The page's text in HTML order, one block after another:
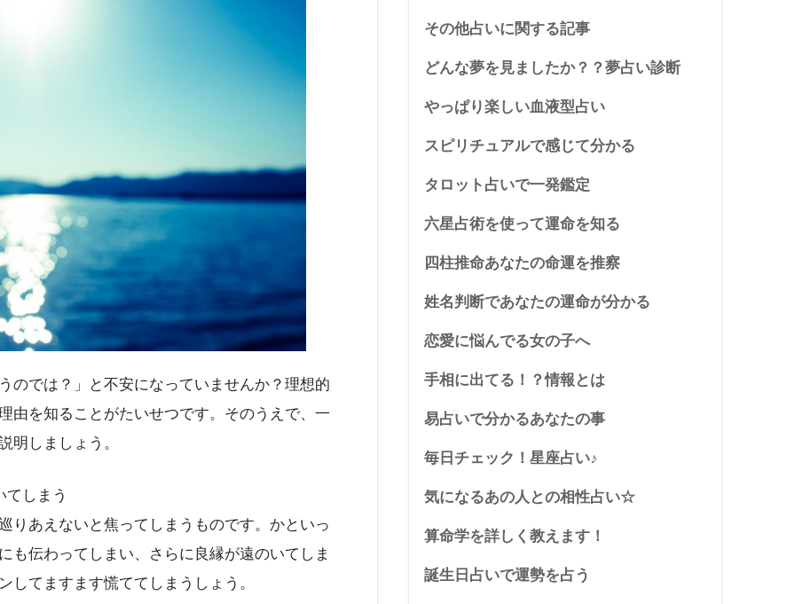
のでは？」と不安になっていませんか？理想的
由を知ることがたいせつです。そのうえで、一
明しましょう。
てしまう
りあえないと焦ってしまうものです。かといっ
も伝わってしまい、さらに良縁が遠のいてしま
してますます慌ててしまうしょう。
その他占いに関する記事
どんな夢を見ましたか？？夢占い診断
やっぱり楽しい血液型占い
スピリチュアルで感じて分かる
タロット占いで一発鑑定
六星占術を使って運命を知る
四柱推命あなたの命運を推察
姓名判断であなたの運命が分かる
恋愛に悩んでる女の子へ
手相に出てる！？情報とは
易占いで分かるあなたの事
毎日チェック！星座占い♪
気になるあの人との相性占い☆
算命学を詳しく教えます！
誕生日占いで運勢を占う